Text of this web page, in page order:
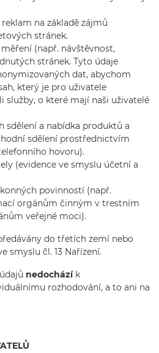
na základě zájmů
stránek.
(např. návštěvnost,
stránek. Tyto údaje
dat, abychom
který je pro uživatele
služby, o které mají naši uživatelé
sdělení a nabídka produktů a
sdělení prostřednictvím
hovoru).
(evidence ve smyslu účetní a
povinností (např.
orgánům činným v trestním
veřejné moci).
do třetích zemí nebo
smyslu čl. 13 Nařízení.
nedochází k
rozhodování, a to ani na